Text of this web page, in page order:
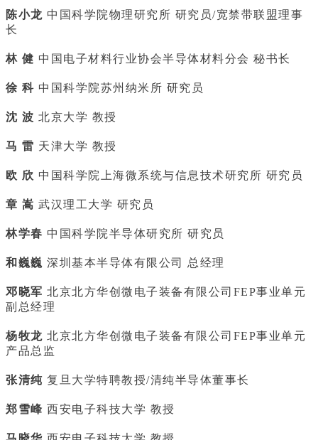
陈小龙 中国科学院物理研究所 研究员/宽禁带联盟理事
长
林 健 中国电子材料行业协会半导体材料分会 秘书长
徐 科 中国科学院苏州纳米所 研究员
沈 波 北京大学 教授
马 雷 天津大学 教授
欧 欣 中国科学院上海微系统与信息技术研究所 研究员
章 嵩 武汉理工大学 研究员
林学春 中国科学院半导体研究所 研究员
和巍巍 深圳基本半导体有限公司 总经理
邓晓军 北京北方华创微电子装备有限公司FEP事业单元
副总经理
杨牧龙 北京北方华创微电子装备有限公司FEP事业单元
产品总监
张清纯 复旦大学特聘教授/清纯半导体董事长
郑雪峰 西安电子科技大学 教授